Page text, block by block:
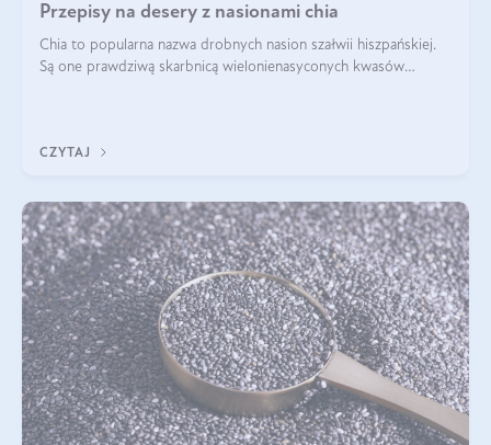
Przepisy na desery z nasionami chia
Chia to popularna nazwa drobnych nasion szałwii hiszpańskiej.
Są one prawdziwą skarbnicą wielonienasyconych kwasów
CZYTAJ